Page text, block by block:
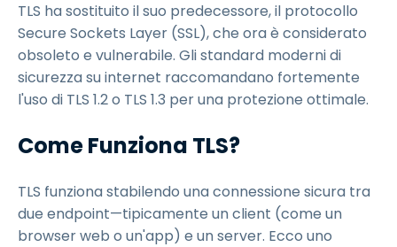
TLS ha sostituito il suo predecessore, il protocollo
Secure Sockets Layer (SSL), che ora è considerato
obsoleto e vulnerabile. Gli standard moderni di
sicurezza su internet raccomandano fortemente
l'uso di TLS 1.2 o TLS 1.3 per una protezione ottimale.
Come Funziona TLS?
TLS funziona stabilendo una connessione sicura tra
due endpoint—tipicamente un client (come un
browser web o un'app) e un server. Ecco uno